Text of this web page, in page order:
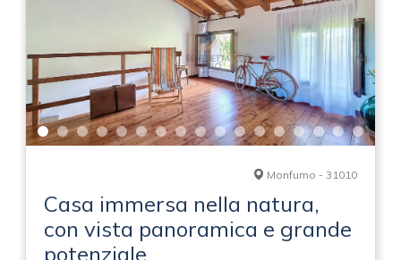
Monfumo - 31010
Casa immersa nella natura,
con vista panoramica e grande
potenziale